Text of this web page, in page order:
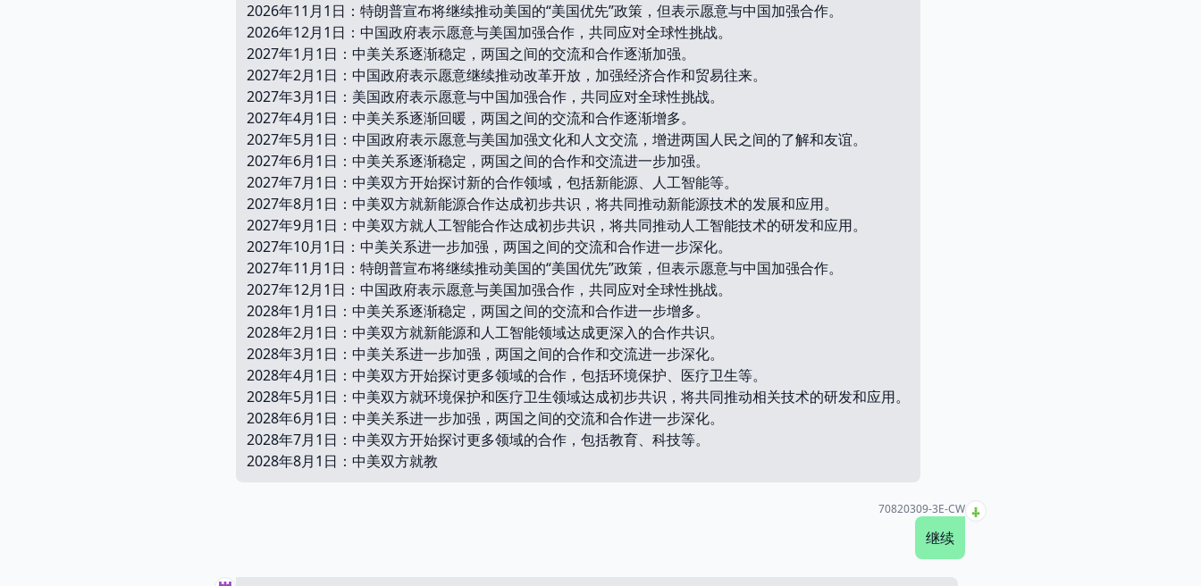
2026年11月1日：特朗普宣布将继续推动美国的“美国优先”政策，但表示愿意与中国加强合作。
2026年12月1日：中国政府表示愿意与美国加强合作，共同应对全球性挑战。
2027年1月1日：中美关系逐渐稳定，两国之间的交流和合作逐渐加强。
2027年2月1日：中国政府表示愿意继续推动改革开放，加强经济合作和贸易往来。
2027年3月1日：美国政府表示愿意与中国加强合作，共同应对全球性挑战。
2027年4月1日：中美关系逐渐回暖，两国之间的交流和合作逐渐增多。
2027年5月1日：中国政府表示愿意与美国加强文化和人文交流，增进两国人民之间的了解和友谊。
2027年6月1日：中美关系逐渐稳定，两国之间的合作和交流进一步加强。
2027年7月1日：中美双方开始探讨新的合作领域，包括新能源、人工智能等。
2027年8月1日：中美双方就新能源合作达成初步共识，将共同推动新能源技术的发展和应用。
2027年9月1日：中美双方就人工智能合作达成初步共识，将共同推动人工智能技术的研发和应用。
2027年10月1日：中美关系进一步加强，两国之间的交流和合作进一步深化。
2027年11月1日：特朗普宣布将继续推动美国的“美国优先”政策，但表示愿意与中国加强合作。
2027年12月1日：中国政府表示愿意与美国加强合作，共同应对全球性挑战。
2028年1月1日：中美关系逐渐稳定，两国之间的交流和合作进一步增多。
2028年2月1日：中美双方就新能源和人工智能领域达成更深入的合作共识。
2028年3月1日：中美关系进一步加强，两国之间的合作和交流进一步深化。
2028年4月1日：中美双方开始探讨更多领域的合作，包括环境保护、医疗卫生等。
2028年5月1日：中美双方就环境保护和医疗卫生领域达成初步共识，将共同推动相关技术的研发和应用。
2028年6月1日：中美关系进一步加强，两国之间的交流和合作进一步深化。
2028年7月1日：中美双方开始探讨更多领域的合作，包括教育、科技等。
2028年8月1日：中美双方就教
70820309-3E-CW
继续